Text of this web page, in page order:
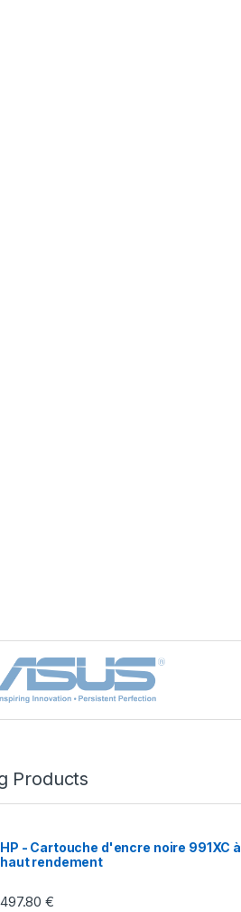
Products
HP - Cartouche d'encre noire 991XC à
haut rendement
497.80€